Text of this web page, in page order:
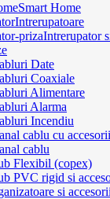
Smart Home
Intrerupatoare
Intrerupator
Date
Coaxiale
Alimentare
Alarma
Incendiu
cablu cu accesorii
cablu
Flexibil (copex)
PVC rigid si
si accesorii